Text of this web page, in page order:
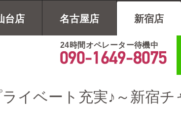
台店 名古屋店 新宿店
24時間オペレーター待機中
イベート充実♪～新宿チ